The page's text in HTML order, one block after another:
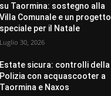
su Taormina: sostegno alla
Villa Comunale e un progetto
speciale per il Natale
Luglio 30, 2026
Estate sicura: controlli della
Polizia con acquascooter a
Taormina e Naxos